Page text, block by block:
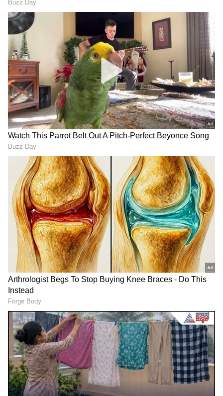
Image Credit :
ನಿತ್ಯಾ ತ್ಯಾಗ
ಕರ್ಣ ಹಾಗೂ ನಿಧಿ ಮದುವೆಯಾಗಿದ್ದೇ ವೀಕ್ಷಕರಿಗೆ ದೊಡ್ಡ ಗಿಫ್ಟ್
ಆಗಿತ್ತು. ಕೊನೆಯವರೆಗೂ ಕರ್ಣ ನಿಧಿ ಮದುವೆ ನಡೆಯುತ್ತೇ
ಅನ್ನೋದನ್ನು ನಂಬಲು ವೀಕ್ಷಕರು ಸಿದ್ಧ ಇರಲಿಲ್ಲ. ಆದ್ರೆ ನಿತ್ಯಾ
ದೊಡ್ಡ ತ್ಯಾಗ ಮಾಡಿ, ಕರ್ಣನನ್ನು ನಿಧಿಗೆ ಬಿಟ್ಟುಕೊಟ್ಟಿದ್ದಾಳೆ.
ಬೇಸರದಲ್ಲಿದ್ದ ವೀಕ್ಷಕರಿಗೆ ಕೊನೆಗೂ ಕರ್ಣ- ನಿಧಿ
ಒಂದಾಗೋದನ್ನು ನೋಡುವ ಅವಕಾಶ ಸಿಕ್ಕಿದೆ.
Related Articles